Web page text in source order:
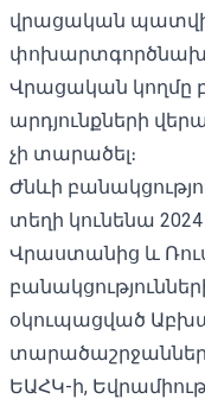
վրացական
Վրացական կողմը
արդյունքների
չի տարածել։
Ժնևի
տեղի կունենա
Վրաստանից և
օկուպացված
ԵԱՀԿ-ի,